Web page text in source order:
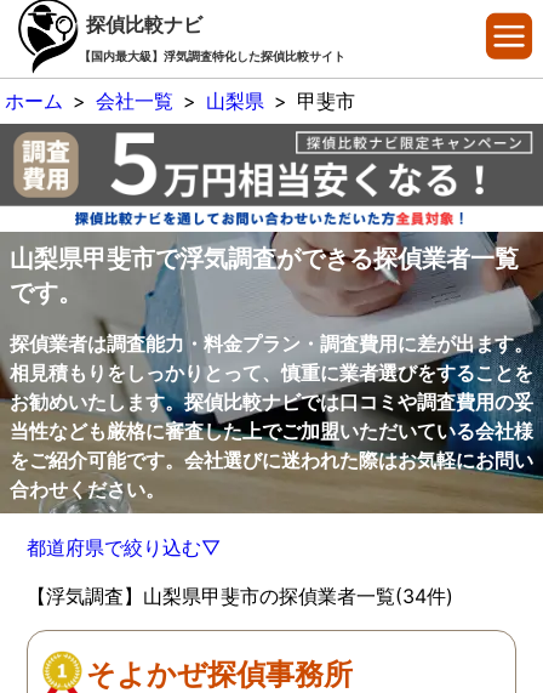
探偵比較ナビ
【国内最大級】浮気調査特化した探偵比較サイト
ホーム > 会社一覧 > 山梨県 > 甲斐市
山梨県甲斐市で浮気調査ができる探偵業者一覧
です。
探偵業者は調査能力・料金プラン・調査費用に差が出ます。
相見積もりをしっかりとって、慎重に業者選びをすることを
お勧めいたします。探偵比較ナビでは口コミや調査費用の妥
当性なども厳格に審査した上でご加盟いただいている会社様
をご紹介可能です。会社選びに迷われた際はお気軽にお問い
合わせください。
都道府県で絞り込む▽
【浮気調査】山梨県甲斐市の探偵業者一覧(34件)
そよかぜ探偵事務所